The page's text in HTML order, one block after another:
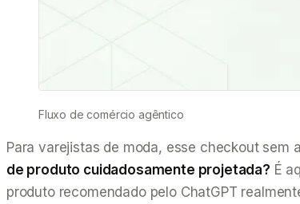
Fluxo de comércio agêntico
Para varejistas de moda, esse checkout sem
de produto cuidadosamente projetada? É
produto recomendado pelo ChatGPT